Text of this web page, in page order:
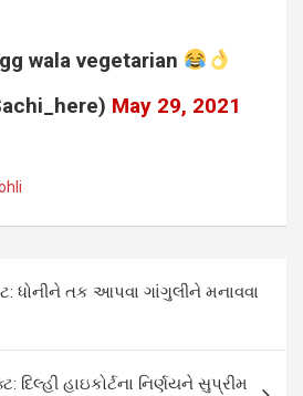
wala vegetarian
May 29, 2021
ધોનીને તક આપવા ગાંગુલીને મનાવવા
દિલ્હી હાઇકોર્ટના નિર્ણયને સુપ્રીમ